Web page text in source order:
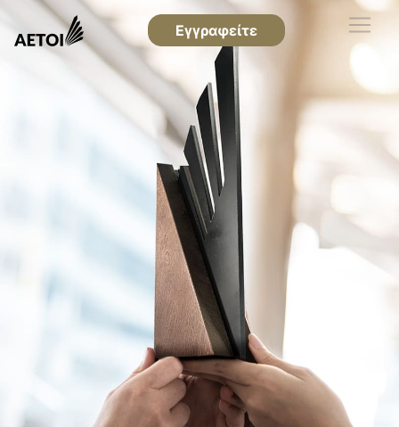
Εγγραφείτε